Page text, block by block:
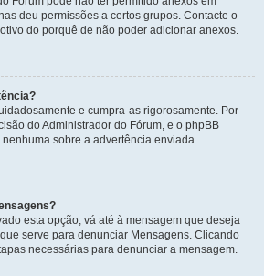
deu permissões a certos grupos. Contacte o
do porquê de não poder adicionar anexos.
e cumpra-as rigorosamente. Por
do Administrador do Fórum, e o phpBB
sobre a advertência enviada.
esta opção, vá até à mensagem que deseja
serve para denunciar Mensagens. Clicando
necessárias para denunciar a mensagem.